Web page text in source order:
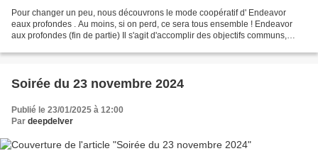
Pour changer un peu, nous découvrons le mode coopératif d' Endeavor
eaux profondes . Au moins, si on perd, ce sera tous ensemble ! Endeavor
aux profondes (fin de partie) Il s'agit d'accomplir des objectifs communs,
Soirée du 23 novembre 2024
Publié le 23/01/2025 à 12:00
Par deepdelver